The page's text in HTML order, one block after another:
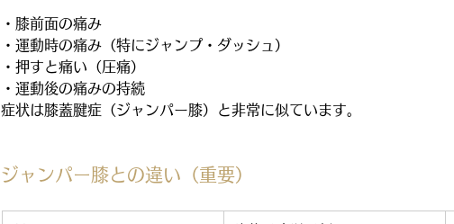
・膝前面の痛み
・運動時の痛み（特にジャンプ・ダッシュ）
・押すと痛い（圧痛）
・運動後の痛みの持続
症状は膝蓋腱症（ジャンパー膝）と非常に似ています。
ジャンパー膝との違い（重要）